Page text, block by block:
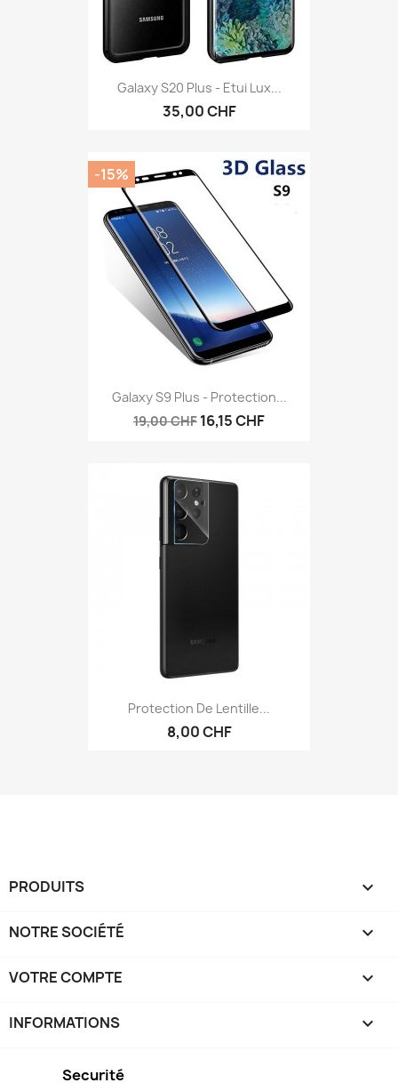
Galaxy S20 Plus - Etui Lux...
35,00 CHF
Galaxy S9 Plus - Protection...
19,00 CHF 16,15 CHF
-15%
Protection De Lentille...
8,00 CHF
PRODUITS 
NOTRE SOCIÉTÉ 
VOTRE COMPTE 
INFORMATIONS keyboard_arrow_down
Securité